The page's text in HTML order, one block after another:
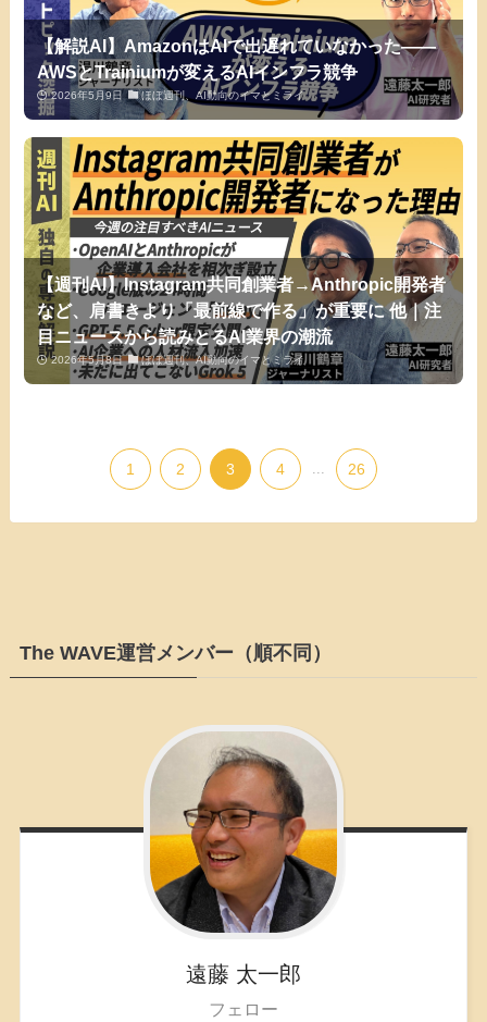
【解説AI】AmazonはAIで出遅れていなかった——
AWSとTrainiumが変えるAIインフラ競争
2026年5月9日 ほぼ週刊、AI動向のイマとミライ
【週刊AI】Instagram共同創業者→Anthropic開発者
など、肩書きより「最前線で作る」が重要に 他｜注
目ニュースから読みとるAI業界の潮流
2026年5月8日 ほぼ週刊、AI動向のイマとミライ
1 2 3 4 26
The WAVE運営メンバー（順不同）
遠藤 太一郎
フェロー